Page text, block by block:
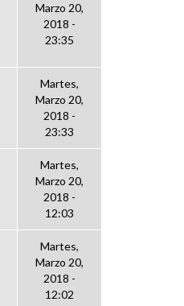
Marzo 20,
2018 -
23:35
Martes,
Marzo 20,
2018 -
23:33
Martes,
Marzo 20,
2018 -
12:03
Martes,
Marzo 20,
2018 -
12:02